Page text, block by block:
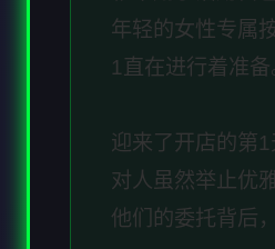
年轻的女性专属
1直在进行着准备
迎来了开店的第
对人虽然举止优
他们的委托背后